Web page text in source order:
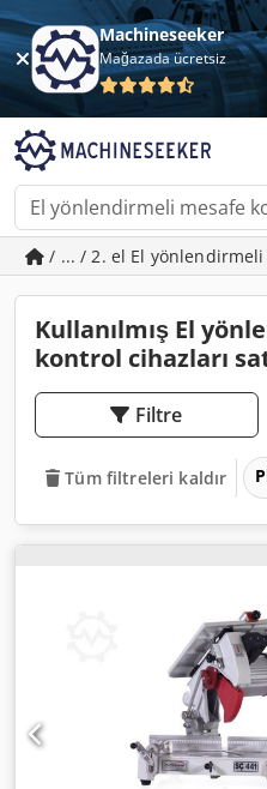
Machineseeker
Mağazada ücretsiz
/ ... / 2. el El
Kullanılmış El
kontrol cihazları
Filtre
Tüm filtreleri kaldır